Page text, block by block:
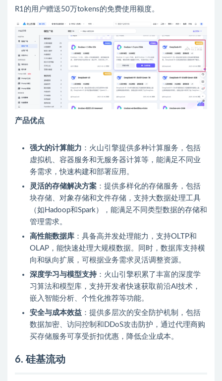
R1的用户赠送50万tokens的免费使用额度。
产品优点
强大的计算能力 ：火山引擎提供多种计算服务，包括
虚拟机、容器服务和无服务器计算等，能满足不同业
务需求，快速构建和部署应用。
灵活的存储解决方案 ：提供多样化的存储服务，包括
块存储、对象存储和文件存储，支持大数据处理工具
（如Hadoop和Spark），能满足不同类型数据的存储和
管理需求。
高性能数据库 ：具备高并发处理能力，支持OLTP和
OLAP，能快速处理大规模数据。同时，数据库支持横
向和纵向扩展，可根据业务需求灵活调整资源。
深度学习与模型支持：火山引擎积累了丰富的深度学
习算法和模型库，支持开发者快速获取前沿AI技术，
嵌入智能分析、个性化推荐等功能。
安全与成本效益 ：提供多层次的安全防护机制，包括
数据加密、访问控制和DDoS攻击防护，通过代理商购
买存储服务可享受折扣优惠，降低企业成本。
6. 硅基流动